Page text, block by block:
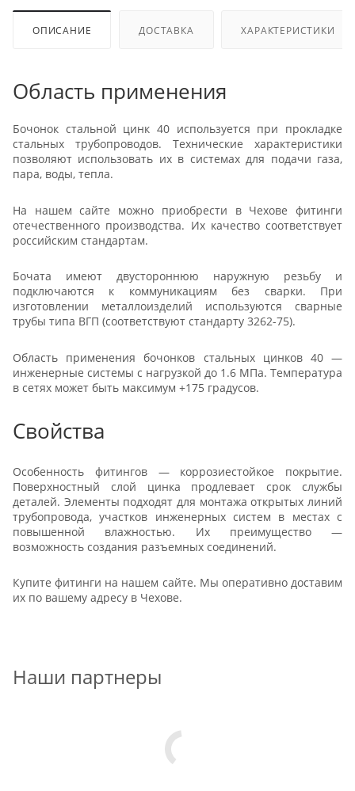
ОПИСАНИЕ ДОСТАВКА ХАРАКТЕРИСТИКИ
Область применения
Бочонок стальной цинк 40 используется при прокладке
стальных трубопроводов. Технические характеристики
позволяют использовать их в системах для подачи газа,
пара, воды, тепла.
На нашем сайте можно приобрести в Чехове фитинги
отечественного производства. Их качество соответствует
российским стандартам.
Бочата имеют двустороннюю наружную резьбу и
подключаются к коммуникациям без сварки. При
изготовлении металлоизделий используются сварные
трубы типа ВГП (соответствуют стандарту 3262-75).
Область применения бочонков стальных цинков 40 —
инженерные системы с нагрузкой до 1.6 МПа. Температура
в сетях может быть максимум +175 градусов.
Свойства
Особенность фитингов — коррозиестойкое покрытие.
Поверхностный слой цинка продлевает срок службы
деталей. Элементы подходят для монтажа открытых линий
трубопровода, участков инженерных систем в местах с
повышенной влажностью. Их преимущество —
возможность создания разъемных соединений.
Купите фитинги на нашем сайте. Мы оперативно доставим
их по вашему адресу в Чехове.
Наши партнеры